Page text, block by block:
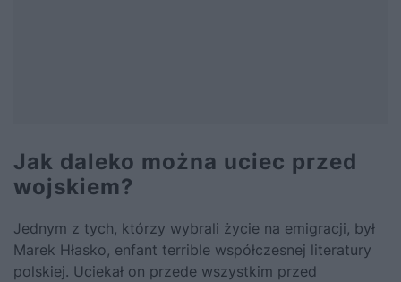
Jak daleko można uciec przed
wojskiem?
Jednym z tych, którzy wybrali życie na emigracji, był
Marek Hłasko, enfant terrible współczesnej literatury
polskiej. Uciekał on przede wszystkim przed